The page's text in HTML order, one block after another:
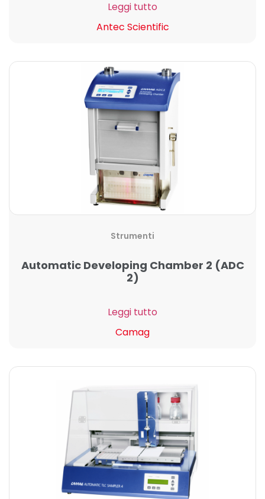
Leggi tutto
Antec Scientific
Strumenti
Automatic Developing Chamber 2 (ADC
2)
Leggi tutto
Camag